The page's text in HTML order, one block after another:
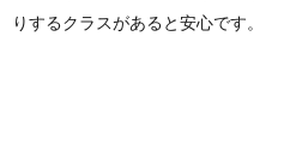
りするクラスがあると安心です。